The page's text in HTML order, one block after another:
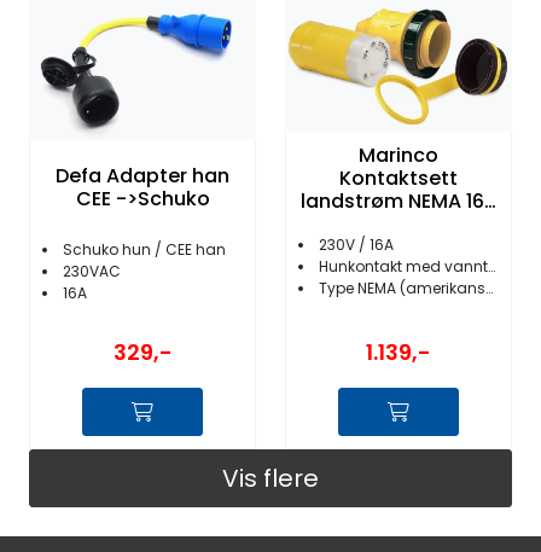
Defa Adapter han
CEE ->Schuko
Schuko hun / CEE han
230VAC
16A
329,-
Marinco
Kontaktsett
landstrøm NEMA 16A
230V / 16A
Hunkontakt med vanntett hette
Type NEMA (amerikansk - flate stifter)
1.139,-
Vis flere